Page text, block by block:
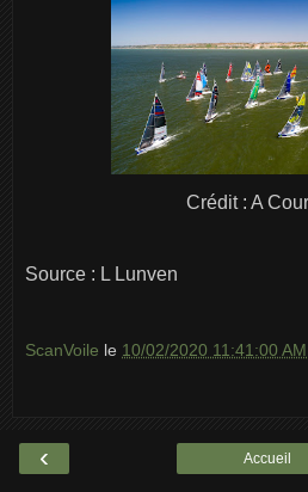
Crédit : A
Source : L Lunven
ScanVoile le 10/02/2020 11:41:00 AM
‹ Accueil